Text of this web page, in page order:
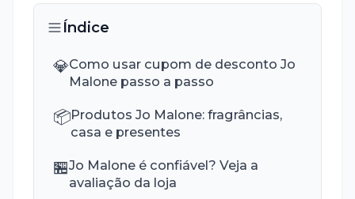
Índice
💎Como usar cupom de desconto Jo
Malone passo a passo
📦Produtos Jo Malone: fragrâncias,
casa e presentes
🏪Jo Malone é confiável? Veja a
avaliação da loja